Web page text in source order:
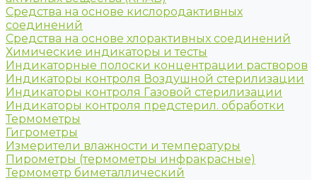
Средства на основе кислородактивных
соединений
Средства на основе хлорактивных соединений
Химические индикаторы и тесты
Индикаторные полоски концентрации растворов
Индикаторы контроля Воздушной стерилизации
Индикаторы контроля Газовой стерилизации
Индикаторы контроля предстерил. обработки
Термометры
Гигрометры
Измерители влажности и температуры
Пирометры (термометры инфракрасные)
Термометр биметаллический